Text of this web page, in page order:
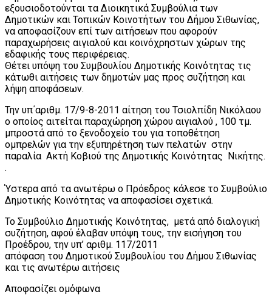
εξουσιοδοτούνται τα Διοικητικά Συμβούλια των
Δημοτικών και Τοπικών Κοινοτήτων του Δήμου Σιθωνίας,
να αποφασίζουν επί των αιτήσεων που αφορούν
παραχωρήσεις αιγιαλού και κοινόχρηστων χώρων της
εδαφικής τους περιφέρειας.
Θέτει υπόψη του Συμβουλίου Δημοτικής Κοινότητας τις
κάτωθι αιτήσεις των δημοτών μας προς συζήτηση και
λήψη αποφάσεων.
Την υπ΄αριθμ. 17/9-8-2011 αίτηση του Τσιολπίδη Νικόλαου
ο οποίος αιτείται παραχώρηση χώρου αιγιαλού , 100 τμ.
μπροστά από το ξενοδοχείο του για τοποθέτηση
ομπρελών για την εξυπηρέτηση των πελατών στην
παραλία Ακτή Κοβιού της Δημοτικής Κοινότητας Νικήτης.
.
Ύστερα από τα ανωτέρω ο Πρόεδρος κάλεσε το Συμβούλιο
Δημοτικής Κοινότητας να αποφασίσει σχετικά.
Το Συμβούλιο Δημοτικής Κοινότητας, μετά από διαλογική
συζήτηση, αφού έλαβαν υπόψη τους, την εισήγηση του
Προέδρου, την υπ’ αριθμ. 117/2011
απόφαση του Δημοτικού Συμβουλίου του Δήμου Σιθωνίας
και τις ανωτέρω αιτήσεις
Αποφασίζει ομόφωνα